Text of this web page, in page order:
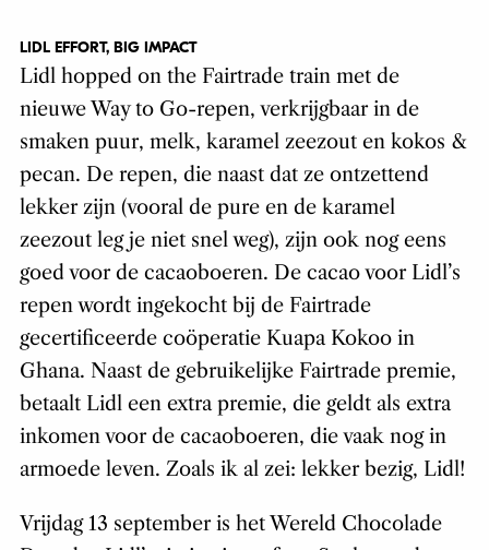
LIDL EFFORT, BIG IMPACT
Lidl hopped on the Fairtrade train met de
nieuwe Way to Go-repen, verkrijgbaar in de
smaken puur, melk, karamel zeezout en kokos &
pecan. De repen, die naast dat ze ontzettend
lekker zijn (vooral de pure en de karamel
zeezout leg je niet snel weg), zijn ook nog eens
goed voor de cacaoboeren. De cacao voor Lidl’s
repen wordt ingekocht bij de Fairtrade
gecertificeerde coöperatie Kuapa Kokoo in
Ghana. Naast de gebruikelijke Fairtrade premie,
betaalt Lidl een extra premie, die geldt als extra
inkomen voor de cacaoboeren, die vaak nog in
armoede leven. Zoals ik al zei: lekker bezig, Lidl!
Vrijdag 13 september is het Wereld Chocolade